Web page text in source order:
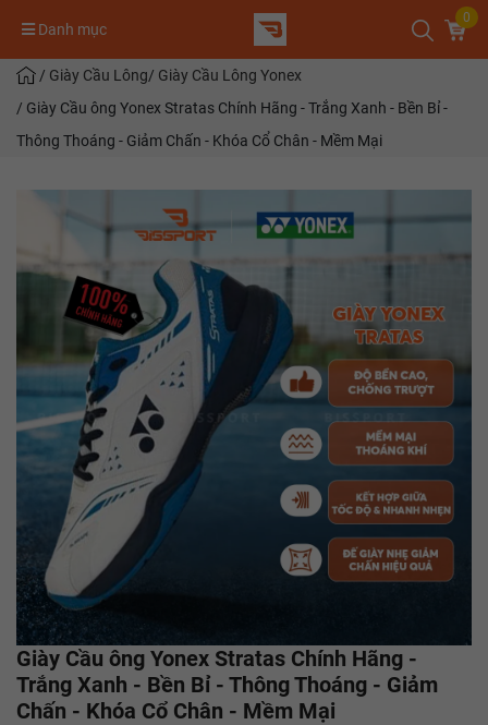
Danh mục
0
/ Giày Cầu Lông/ Giày Cầu Lông Yonex
/ Giày Cầu ông Yonex Stratas Chính Hãng - Trắng Xanh - Bền Bỉ -
Thông Thoáng - Giảm Chấn - Khóa Cổ Chân - Mềm Mại
Giày Cầu ông Yonex Stratas Chính Hãng -
Trắng Xanh - Bền Bỉ - Thông Thoáng - Giảm
Chấn - Khóa Cổ Chân - Mềm Mại